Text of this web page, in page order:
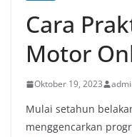
Cara
Motor
Oktober 19, 2023
Mulai setahun
menggencarkan